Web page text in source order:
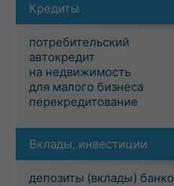
Кредиты
потребительский
автокредит
на недвижимость
для малого бизнеса
перекредитование
Вклады, инвестиции
депозиты (вклады)